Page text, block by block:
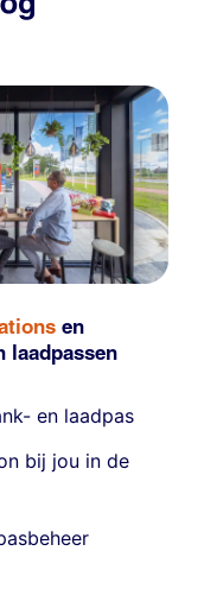
en
laadpassen
en laadpas
bij jou in de